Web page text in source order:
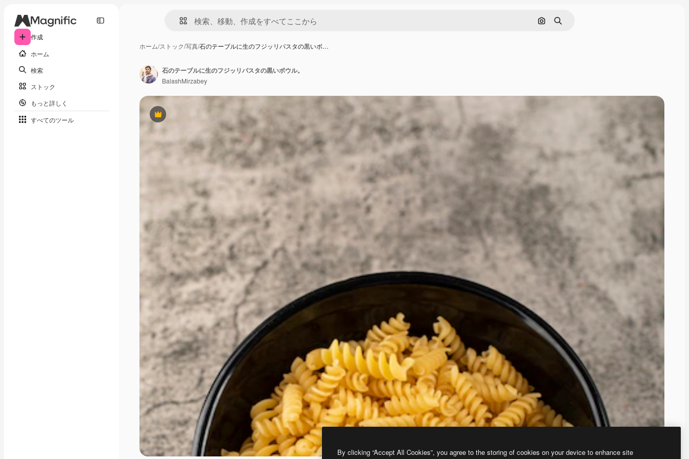
作成
ホーム
検索
ストック
もっと詳しく
すべてのツール
画像で検索
検索
ホーム/ストック/写真/石のテーブルに生のフジッリパスタの黒いボ…
Premium
石のテーブルに生のフジッリパスタの黒いボウル。
BalashMirzabey
By clicking “Accept All Cookies”, you agree to the storing of cookies on your device to enhance site